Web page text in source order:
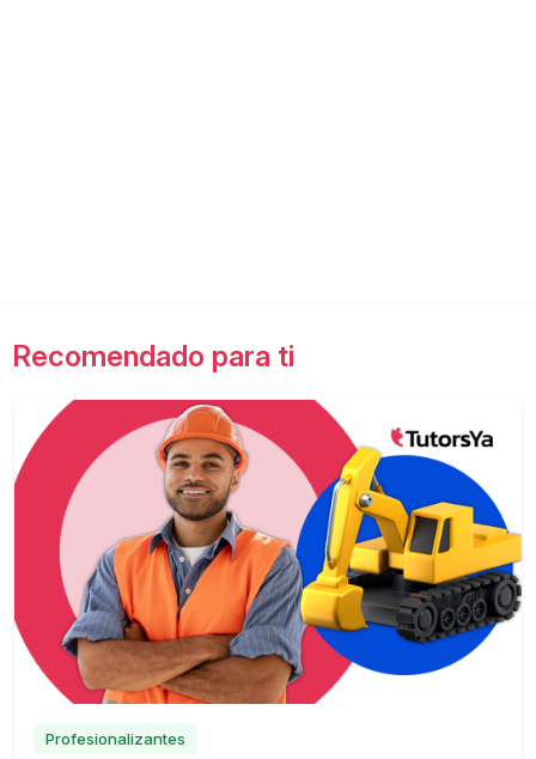
Recomendado para ti
Profesionalizantes